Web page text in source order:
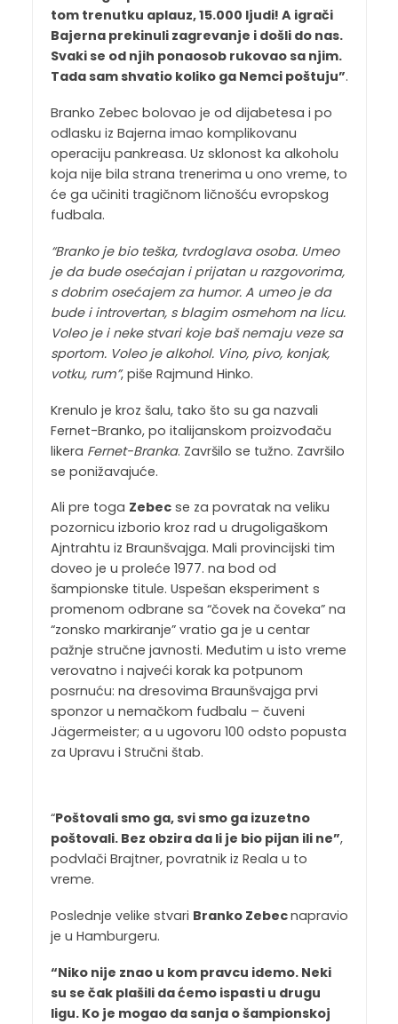
tom trenutku aplauz, 15.000 ljudi! A igrači
Bajerna prekinuli zagrevanje i došli do nas.
Svaki se od njih ponaosob rukovao sa njim.
Tada sam shvatio koliko ga Nemci poštuju”.
Branko Zebec bolovao je od dijabetesa i po
odlasku iz Bajerna imao komplikovanu
operaciju pankreasa. Uz sklonost ka alkoholu
koja nije bila strana trenerima u ono vreme, to
će ga učiniti tragičnom ličnošću evropskog
fudbala.
“Branko je bio teška, tvrdoglava osoba. Umeo
je da bude osećajan i prijatan u razgovorima,
s dobrim osećajem za humor. A umeo je da
bude i introvertan, s blagim osmehom na licu.
Voleo je i neke stvari koje baš nemaju veze sa
sportom. Voleo je alkohol. Vino, pivo, konjak,
votku, rum”, piše Rajmund Hinko.
Krenulo je kroz šalu, tako što su ga nazvali
Fernet-Branko, po italijanskom proizvođaču
likera Fernet-Branka. Završilo se tužno. Završilo
se ponižavajuće.
Ali pre toga Zebecse za povratak na veliku
pozornicu izborio kroz rad u drugoligaškom
Ajntrahtu iz Braunšvajga. Mali provincijski tim
doveo je u proleće 1977. na bod od
šampionske titule. Uspešan eksperiment s
promenom odbrane sa “čovek na čoveka” na
“zonsko markiranje” vratio ga je u centar
pažnje stručne javnosti. Međutim u isto vreme
verovatno i najveći korak ka potpunom
posrnuću: na dresovima Braunšvajga prvi
sponzor u nemačkom fudbalu – čuveni
Jägermeister; a u ugovoru 100 odsto popusta
za Upravu i Stručni štab.
“Poštovali smo ga, svi smo ga izuzetno
poštovali. Bez obzira da li je bio pijan ili ne”,
podvlači Brajtner, povratnik iz Reala u to
vreme.
Poslednje velike stvari Branko Zebecnapravio
je u Hamburgeru.
“Niko nije znao u kom pravcu idemo. Neki
su se čak plašili da ćemo ispasti u drugu
ligu. Ko je mogao da sanja o šampionskoj